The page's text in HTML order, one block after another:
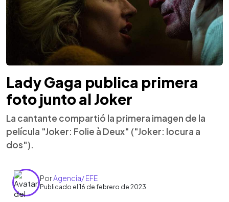
Lady Gaga publica primera
foto junto al Joker
La cantante compartió la primera imagen de la
película "Joker: Folie à Deux" ("Joker: locura a
dos").
PorAgencia/ EFE
Publicado el 16 de febrero de 2023